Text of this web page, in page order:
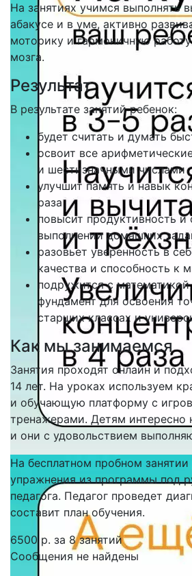
На занятиях учимся выполнять
абакусе и в уме, активно
моторику и гармоничную
мозга.
Результат
В результате занятий ребенок:
будет считать и думать
освоит все
и шестизначными числами
улучшит память и навык
раза
повысит продуктивность и
выполнении домашних
разовьет уверенность в
качества и способность к
подружится с математикой
фундамент для освоения
старших классах и
Как мы занимаемся
Занятия проходят онлайн и
14 лет. На уроках используем
и обучающую платформу с
тренажерами. Детям интересно
и они с удовольствием
На бесплатном пробном
упражнения из программы под
педагога. Педагог проведет
составит план обучения.
6500 р. за 8 занятий
Сообщения не найдены